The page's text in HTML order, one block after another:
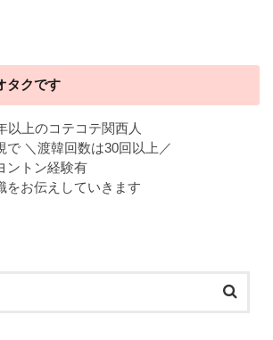
タクです
上のコテコテ関西人
＼渡韓回数は30回以上／
ントン経験有
お伝えしていきます